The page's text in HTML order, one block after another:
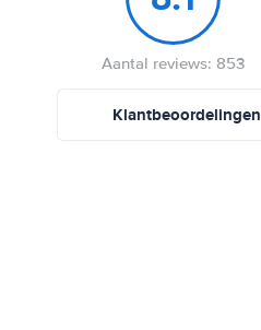
Aantal reviews: 853
Klantbeoordelingen